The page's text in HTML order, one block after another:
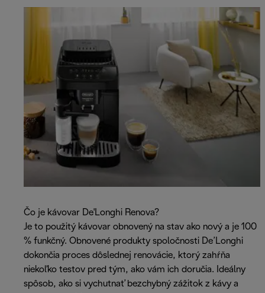
Čo je kávovar De'Longhi Renova?
Je to použitý kávovar obnovený na stav ako nový a je 100
% funkčný. Obnovené produkty spoločnosti De’Longhi
dokončia proces dôslednej renovácie, ktorý zahŕňa
niekoľko testov pred tým, ako vám ich doručia. Ideálny
spôsob, ako si vychutnať bezchybný zážitok z kávy a